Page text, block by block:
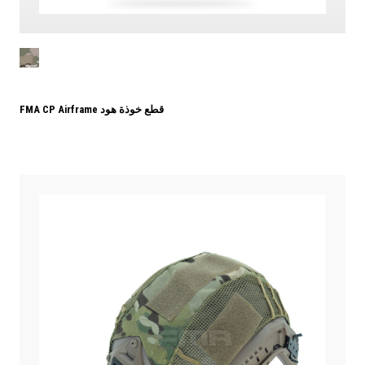
FMA CP Airframe قطع خوذة هود